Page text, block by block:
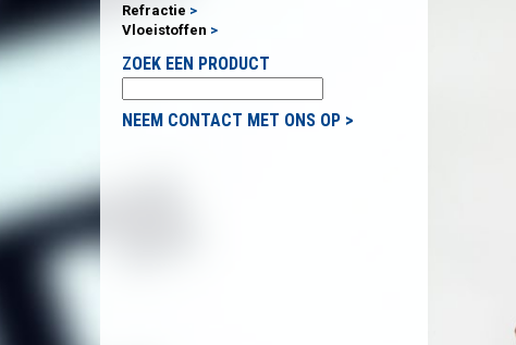
Refractie
Vloeistoffen
ZOEK EEN PRODUCT
NEEM CONTACT MET ONS OP >